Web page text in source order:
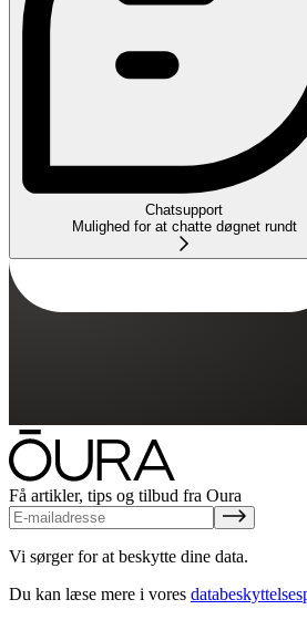
Chatsupport
Mulighed for at chatte døgnet rundt
Få artikler, tips og tilbud fra Oura
Vi sørger for at beskytte dine data.
Du kan læse mere i vores